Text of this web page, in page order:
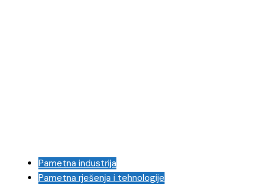
Pametna industrija
Pametna rješenja i tehnologije